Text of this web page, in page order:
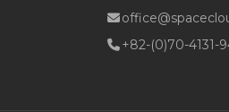
+82-(0)70-4131-